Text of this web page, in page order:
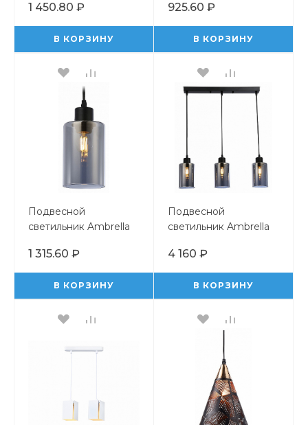
1 450.80 ₽
В КОРЗИНУ
925.60 ₽
В КОРЗИНУ
Подвесной
светильник Ambrella
1 315.60 ₽
В КОРЗИНУ
Подвесной
светильник Ambrella
4 160 ₽
В КОРЗИНУ